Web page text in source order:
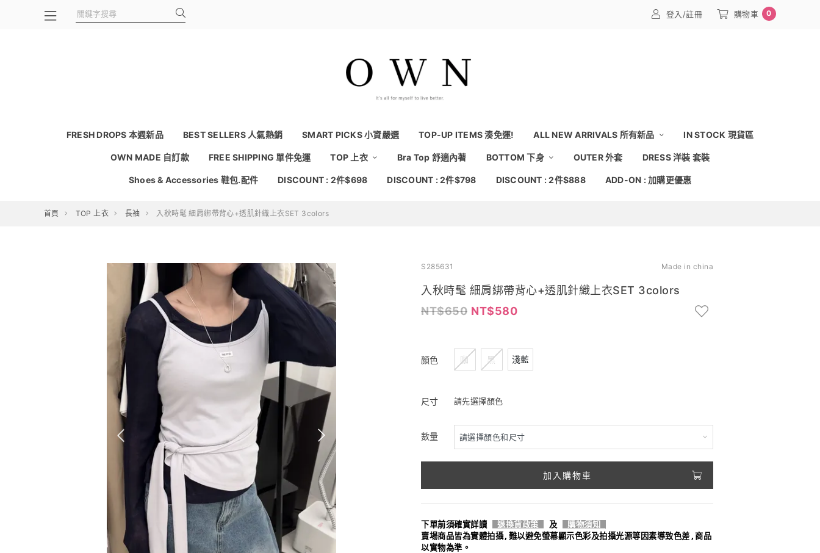
登入/註冊 購物車 0
FRESH DROPS 本週新品 BEST SELLERS 人氣熱銷 SMART PICKS 小資嚴選 TOP-UP ITEMS 湊免運! ALL NEW ARRIVALS 所有新品 IN STOCK 現貨區
OWN MADE 自訂款 FREE SHIPPING 單件免運 TOP 上衣 Bra Top 舒適內著 BOTTOM 下身 OUTER 外套 DRESS 洋裝 套裝
Shoes & Accessories 鞋包.配件 DISCOUNT : 2件$698 DISCOUNT : 2件$798 DISCOUNT : 2件$888 ADD-ON : 加購更優惠
首頁 TOP 上衣 長袖 入秋時髦 細肩綁帶背心+透肌針織上衣SET 3colors
S285631 Made in china
入秋時髦 細肩綁帶背心+透肌針織上衣SET 3colors
650
580
顏色 咖 黑 淺藍
尺寸 請先選擇顏色
數量
加入購物車
下單前須確實詳讀 退換貨政策 及
購物須知
賣場商品皆為實體拍攝,難以避免螢幕顯示色彩及拍攝光源等因素導致色差,商品
以實物為準。